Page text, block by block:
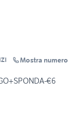
Mostra numero
€6